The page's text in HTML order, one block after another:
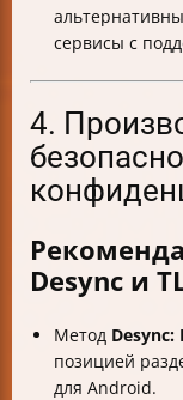
сервисы с
4.
Desync и
Метод Desync:
позицией
для Android.